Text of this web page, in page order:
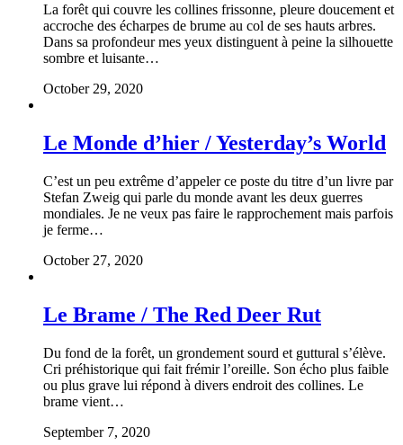
La forêt qui couvre les collines frissonne, pleure doucement et
accroche des écharpes de brume au col de ses hauts arbres.
Dans sa profondeur mes yeux distinguent à peine la silhouette
sombre et luisante…
October 29, 2020
Le Monde d’hier / Yesterday’s World
C’est un peu extrême d’appeler ce poste du titre d’un livre par
Stefan Zweig qui parle du monde avant les deux guerres
mondiales. Je ne veux pas faire le rapprochement mais parfois
je ferme…
October 27, 2020
Le Brame / The Red Deer Rut
Du fond de la forêt, un grondement sourd et guttural s’élève.
Cri préhistorique qui fait frémir l’oreille. Son écho plus faible
ou plus grave lui répond à divers endroit des collines. Le
brame vient…
September 7, 2020